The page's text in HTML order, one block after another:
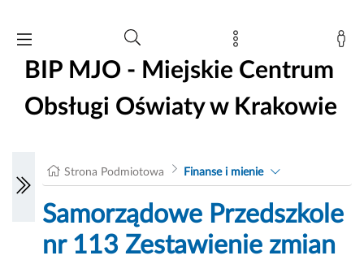
BIP MJO - Miejskie Centrum
Obsługi Oświaty w Krakowie
Strona Podmiotowa Finanse i mienie
Samorządowe Przedszkole
nr 113 Zestawienie zmian